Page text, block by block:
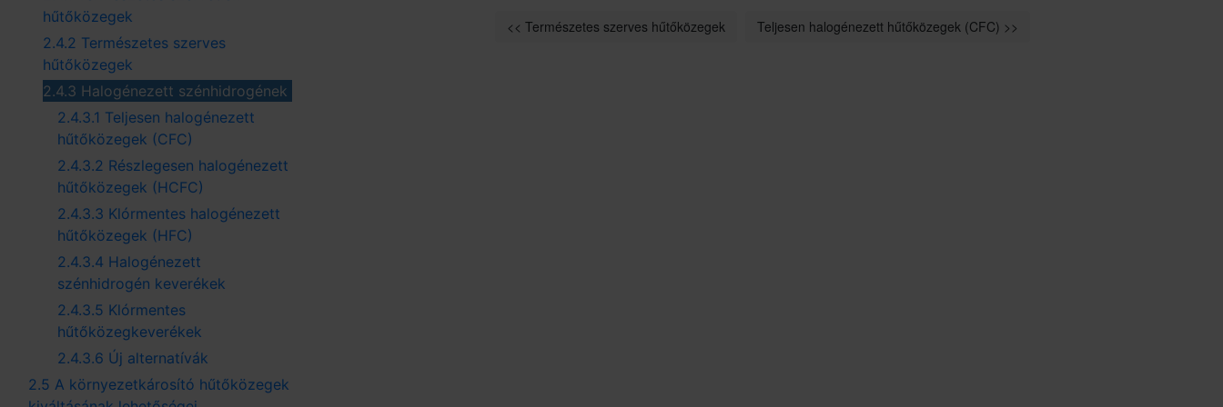
hűtőközegek
2.4.2 Természetes szerves
hűtőközegek
2.4.3 Halogénezett szénhidrogének
2.4.3.1 Teljesen halogénezett
hűtőközegek (CFC)
2.4.3.2 Részlegesen halogénezett
hűtőközegek (HCFC)
2.4.3.3 Klórmentes halogénezett
hűtőközegek (HFC)
2.4.3.4 Halogénezett
szénhidrogén keverékek
2.4.3.5 Klórmentes
hűtőközegkeverékek
2.4.3.6 Új alternatívák
2.5 A környezetkárosító hűtőközegek
<< Természetes szerves hűtőközegek Teljesen halogénezett hűtőközegek (CFC) >>